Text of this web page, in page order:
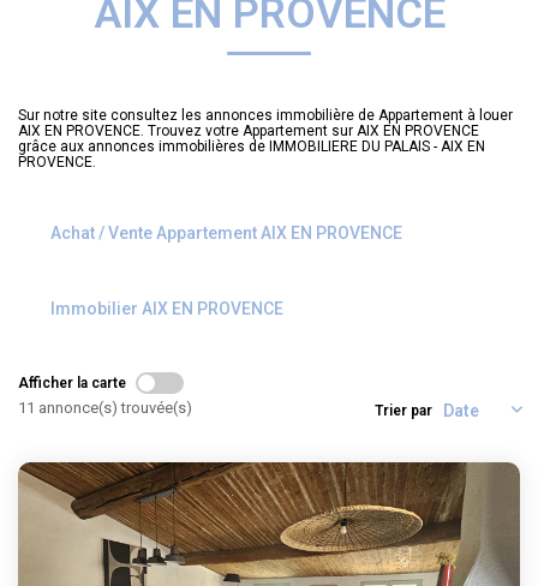
NOTRE ÉQUIPE
ALERTE
Créer une alerte
AIX EN PROVENCE
Sur notre site consultez les annonces immobilière de Appartement à louer
AIX EN PROVENCE. Trouvez votre Appartement sur AIX EN PROVENCE
grâce aux annonces immobilières de IMMOBILIERE DU PALAIS - AIX EN
PROVENCE.
Achat / Vente Appartement AIX EN PROVENCE
Immobilier AIX EN PROVENCE
Afficher la carte
11 annonce(s) trouvée(s) Trier par